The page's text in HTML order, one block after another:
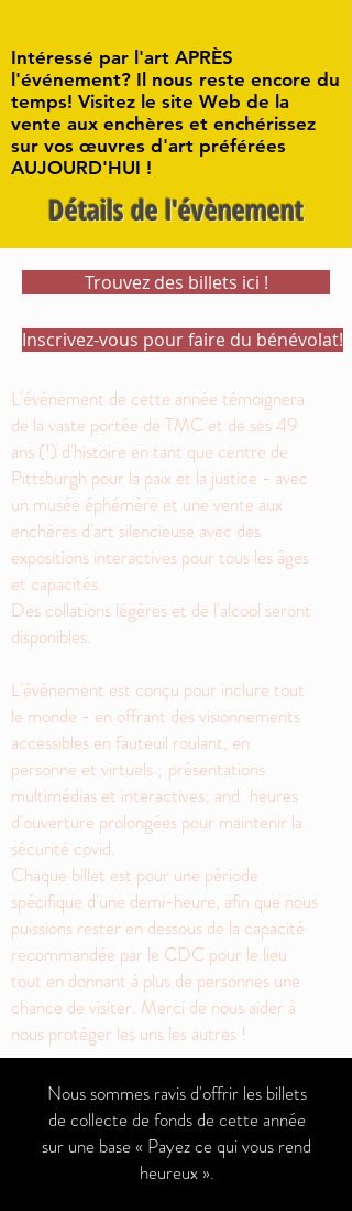
Intéressé par l'art APRÈS
l'événement? Il nous reste encore du
temps! Visitez le site Web de la
vente aux enchères et enchérissez
sur vos œuvres d'art préférées
AUJOURD'HUI !
Détails de l'évènement
Trouvez des billets ici !
Inscrivez-vous pour faire du bénévolat!
L'événement de cette année témoignera
de la vaste portée de TMC et de ses 49
ans (!) d'histoire en tant que centre de
Pittsburgh pour la paix et la justice - avec
un musée éphémère et une vente aux
enchères d'art silencieuse avec des
expositions interactives pour tous les âges
et capacités.
Des collations légères et de l'alcool seront
disponibles.
L'événement est conçu pour inclure tout
le monde - en offrant des visionnements
accessibles en fauteuil roulant, en
personne et virtuels ; présentations
multimédias et interactives; and heures
d'ouverture prolongées pour maintenir la
sécurité covid.
Chaque billet est pour une période
spécifique d'une demi-heure, afin que nous
puissions rester en dessous de la capacité
recommandée par le CDC pour le lieu
tout en donnant à plus de personnes une
chance de visiter. Merci de nous aider à
nous protéger les uns les autres !
Nous sommes ravis d'offrir les billets
de collecte de fonds de cette année
sur une base « Payez ce qui vous rend
heureux ».